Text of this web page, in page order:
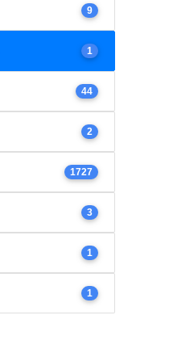
9
1
44
2
1727
3
1
1